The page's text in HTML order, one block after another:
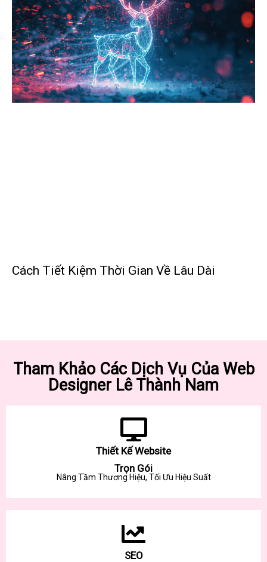
Cách Tiết Kiệm Thời Gian Về Lâu Dài
Tham Khảo Các Dịch Vụ Của Web
Designer Lê Thành Nam
Thiết Kế Website
Trọn Gói
Nâng Tầm Thương Hiệu, Tối Ưu Hiệu Suất
SEO